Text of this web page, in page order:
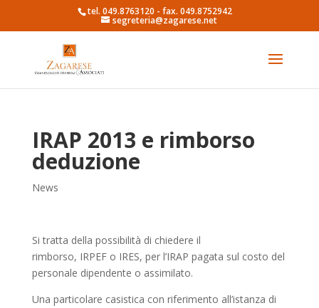
tel. 049.8763120 - fax. 049.8752942
segreteria@zagarese.net
IRAP 2013 e rimborso
deduzione
News
Si tratta della possibilità di chiedere il
rimborso, IRPEF o IRES, per l’IRAP pagata sul costo del
personale dipendente o assimilato.
Una particolare casistica con riferimento all’istanza di